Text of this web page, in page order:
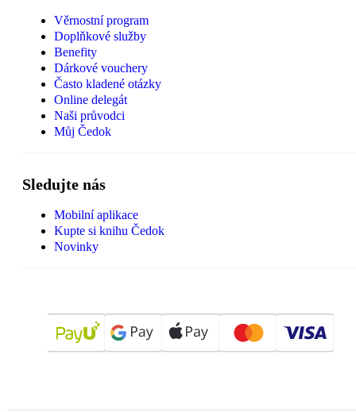
Věrnostní program
Doplňkové služby
Benefity
Dárkové vouchery
Často kladené otázky
Online delegát
Naši průvodci
Můj Čedok
Sledujte nás
Mobilní aplikace
Kupte si knihu Čedok
Novinky